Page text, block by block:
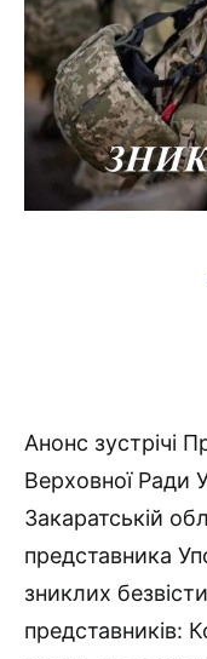
Анонс зустрічі
Верховної Ради
Закаратській
представника
зниклих
представників: